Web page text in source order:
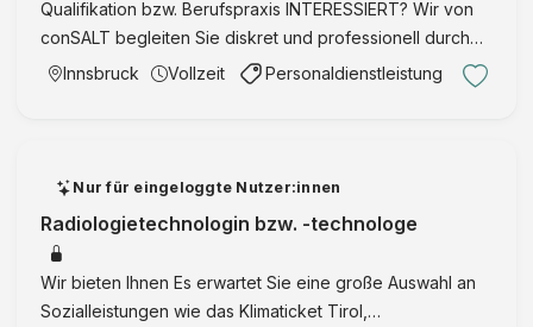
Qualifikation bzw. Berufspraxis INTERESSIERT? Wir von
conSALT begleiten Sie diskret und professionell durch
den gesamten Bewerbungsprozess. Senden Sie Armin
Schwarz Ihre aussagekräftigen Unterlagen unter Angabe
Innsbruck Vollzeit Personaldienstleistung
Nur für eingeloggte Nutzer:innen
Radiologietechnologin bzw. -technologe
Wir bieten Ihnen Es erwartet Sie eine große Auswahl an
Sozialleistungen wie das Klimaticket Tirol,